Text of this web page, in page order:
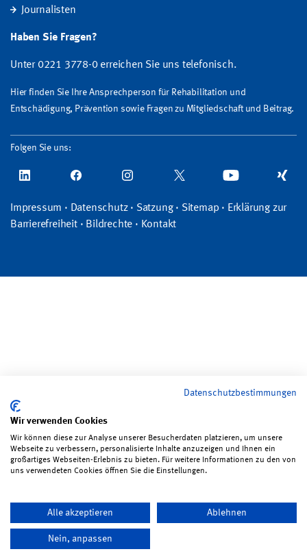
Journalisten
Haben Sie Fragen?
Unter 0221 3778-0 erreichen Sie uns telefonisch.
Hier finden Sie Ihre Ansprechperson für Rehabilitation und
Entschädigung, Prävention sowie Fragen zu Mitgliedschaft und Beitrag.
Folgen Sie uns:
Impressum · Datenschutz· Satzung· Sitemap · Erklärung zur
Barrierefreiheit· Bildrechte · Kontakt
Datenschutzbestimmungen
Wir verwenden Cookies
Wir können diese zur Analyse unserer Besucherdaten platzieren, um unsere
Webseite zu verbessern, personalisierte Inhalte anzuzeigen und Ihnen ein
großartiges Webseiten-Erlebnis zu bieten. Für weitere Informationen zu den von
uns verwendeten Cookies öffnen Sie die Einstellungen.
Alle akzeptieren Ablehnen
Nein, anpassen